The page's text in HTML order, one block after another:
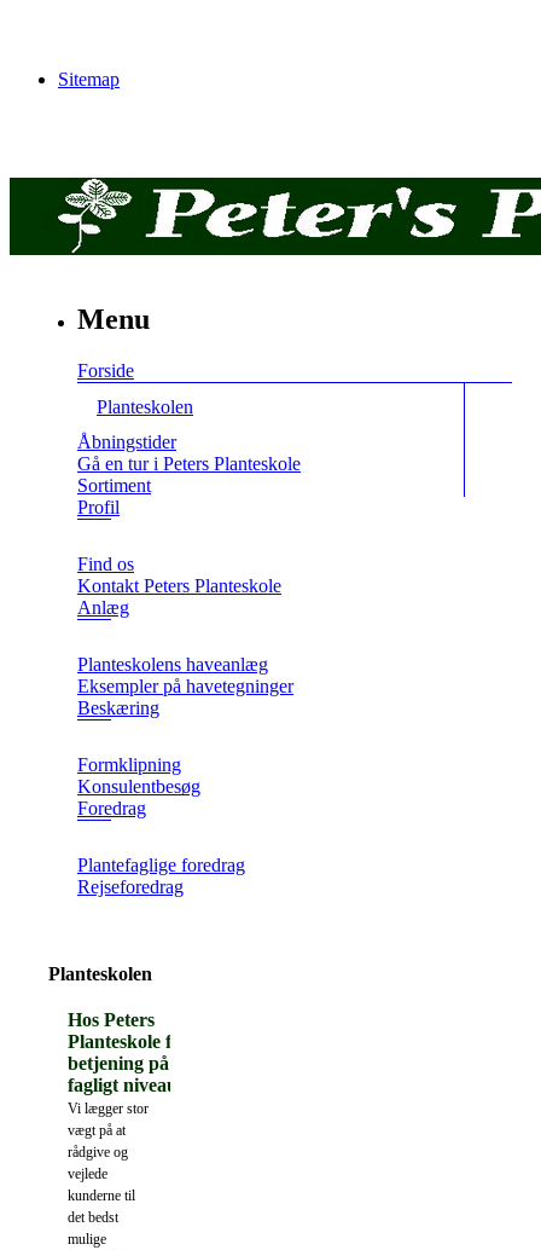
Sitemap
Menu
Forside
Planteskolen
Åbningstider
Gå en tur i Peters Planteskole
Sortiment
Profil
Find os
Kontakt Peters Planteskole
Anlæg
Planteskolens haveanlæg
Eksempler på havetegninger
Beskæring
Formklipning
Konsulentbesøg
Foredrag
Plantefaglige foredrag
Rejseforedrag
Planteskolen
Hos Peters
Planteskole får man
betjening på et højt
fagligt niveau.
Vi lægger stor
vægt på at
rådgive og
vejlede
kunderne til
det bedst
mulige